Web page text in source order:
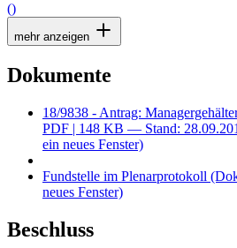
()
mehr anzeigen
Dokumente
18/9838 - Antrag:
PDF | 148 KB — Stand:
ein neues Fenster)
Fundstelle im Plenarprotokoll
neues Fenster)
Beschluss